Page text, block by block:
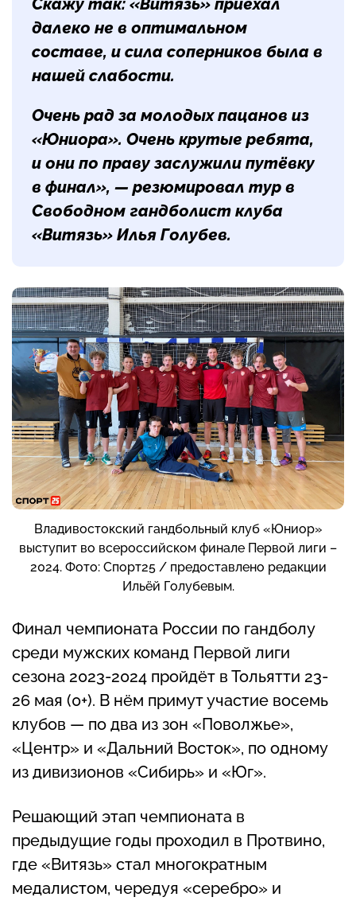
Скажу так: «Витязь» приехал
далеко не в оптимальном
составе, и сила соперников была в
нашей слабости.
Очень рад за молодых пацанов из
«Юниора». Очень крутые ребята,
и они по праву заслужили путёвку
в финал», — резюмировал тур в
Свободном гандболист клуба
«Витязь» Илья Голубев.
Владивостокский гандбольный клуб «Юниор»
выступит во всероссийском финале Первой лиги –
2024. Фото: Спорт25 / предоставлено редакции
Ильёй Голубевым.
Финал чемпионата России по гандболу
среди мужских команд Первой лиги
сезона 2023-2024 пройдёт в Тольятти 23-
26 мая (0+). В нём примут участие восемь
клубов — по два из зон «Поволжье»,
«Центр» и «Дальний Восток», по одному
из дивизионов «Сибирь» и «Юг».
Решающий этап чемпионата в
предыдущие годы проходил в Протвино,
где «Витязь» стал многократным
медалистом, чередуя «серебро» и